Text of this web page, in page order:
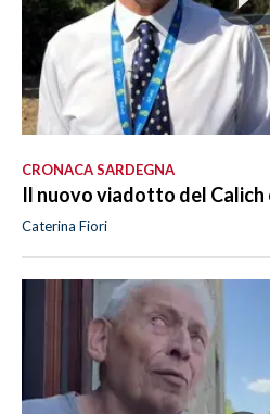
CRONACA SARDEGNA
Il nuovo viadotto del
Caterina Fiori